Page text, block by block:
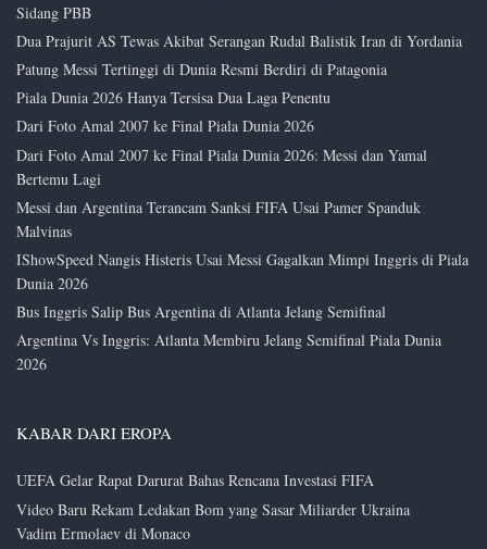
Sidang PBB
Dua Prajurit AS Tewas Akibat Serangan Rudal Balistik Iran di Yordania
Patung Messi Tertinggi di Dunia Resmi Berdiri di Patagonia
Piala Dunia 2026 Hanya Tersisa Dua Laga Penentu
Dari Foto Amal 2007 ke Final Piala Dunia 2026
Dari Foto Amal 2007 ke Final Piala Dunia 2026: Messi dan Yamal
Bertemu Lagi
Messi dan Argentina Terancam Sanksi FIFA Usai Pamer Spanduk
Malvinas
IShowSpeed Nangis Histeris Usai Messi Gagalkan Mimpi Inggris di Piala
Dunia 2026
Bus Inggris Salip Bus Argentina di Atlanta Jelang Semifinal
Argentina Vs Inggris: Atlanta Membiru Jelang Semifinal Piala Dunia
2026
KABAR DARI EROPA
UEFA Gelar Rapat Darurat Bahas Rencana Investasi FIFA
Video Baru Rekam Ledakan Bom yang Sasar Miliarder Ukraina
Vadim Ermolaev di Monaco